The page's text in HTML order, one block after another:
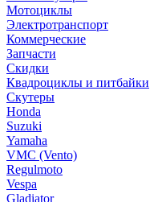
Мотоциклы
Электротранспорт
Коммерческие
Запчасти
Скидки
Квадроциклы и питбайки
Скутеры
Honda
Suzuki
Yamaha
VMC (Vento)
Regulmoto
Vespa
Gladiator